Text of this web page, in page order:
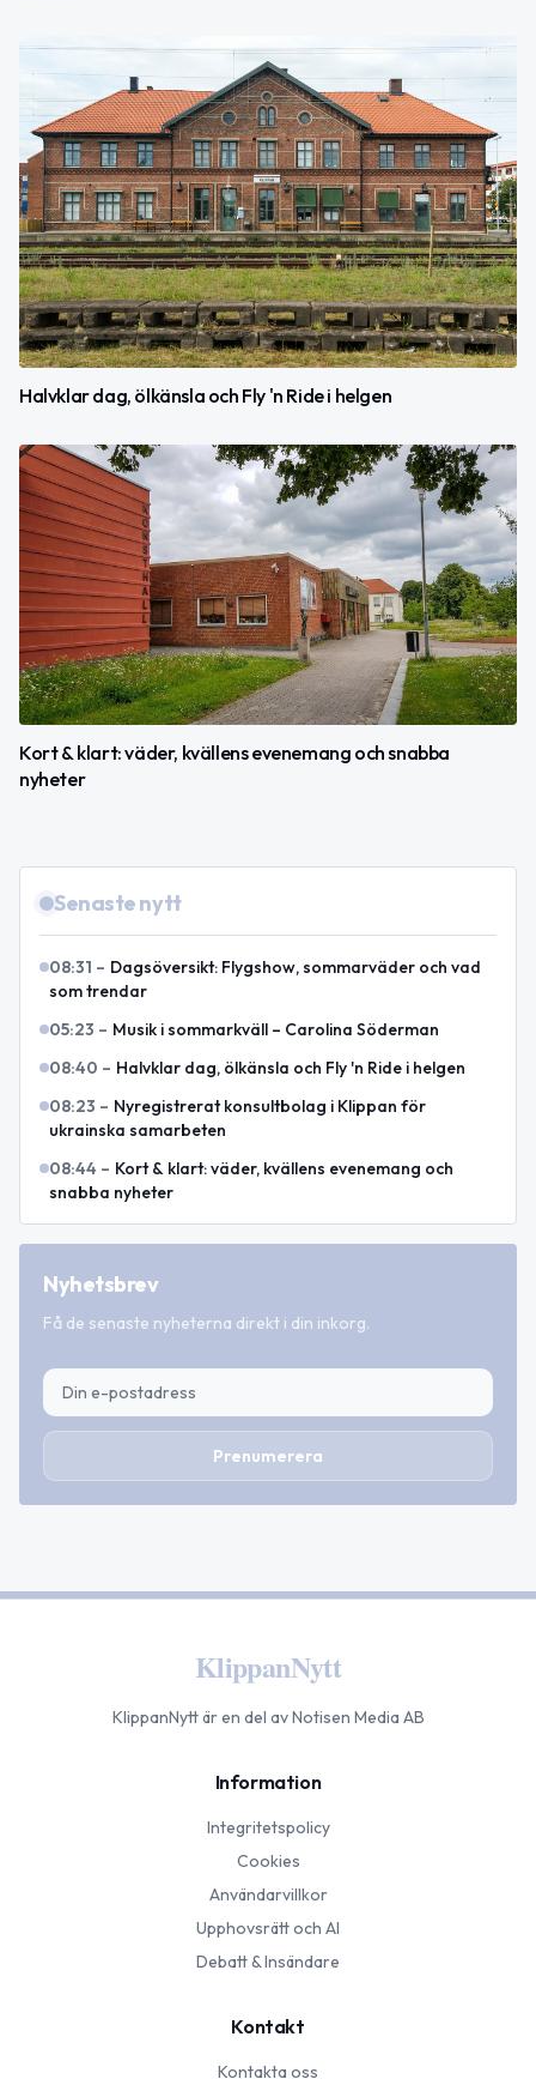
Halvklar dag, ölkänsla och Fly 'n Ride i helgen
Kort & klart: väder, kvällens evenemang och snabba
nyheter
Senaste nytt
08:31 – Dagsöversikt: Flygshow, sommarväder och vad
som trendar
05:23 – Musik i sommarkväll – Carolina Söderman
08:40 – Halvklar dag, ölkänsla och Fly 'n Ride i helgen
08:23 – Nyregistrerat konsultbolag i Klippan för
ukrainska samarbeten
08:44 – Kort & klart: väder, kvällens evenemang och
snabba nyheter
Nyhetsbrev
Få de senaste nyheterna direkt i din inkorg.
Prenumerera
KlippanNytt
KlippanNyttär en del av Notisen Media AB
Information
Integritetspolicy
Cookies
Användarvillkor
Upphovsrätt och AI
Debatt & Insändare
Kontakt
Kontakta oss